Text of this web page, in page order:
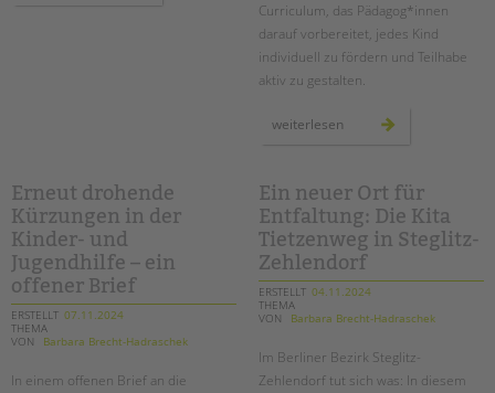
Curriculum, das Pädagog*innen
darauf vorbereitet, jedes Kind
individuell zu fördern und Teilhabe
aktiv zu gestalten.
weiterlesen
zertifizierte
für
teilhabe
und
inklusion
Erneut drohende
Kürzungen in der
Kinder- und
Jugendhilfe – ein
offener Brief
ERSTELLT 07.11.2024
THEMA
VON
Barbara Brecht-Hadraschek
In einem offenen Brief an die
Ein neuer Ort für
Entfaltung: Die Kita
Tietzenweg in Steglitz-
Zehlendorf
ERSTELLT 04.11.2024
THEMA
VON
Barbara Brecht-Hadraschek
Im Berliner Bezirk Steglitz-
Zehlendorf tut sich was: In diesem